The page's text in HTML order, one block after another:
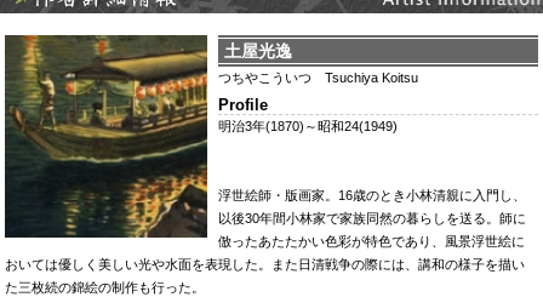
作者詳細情報 土屋光逸
つちやこういつ Tsuchiya Koitsu
Profile
明治3年(1870)～昭和24(1949)
浮世絵師・版画家。16歳のとき小林清親に入門し、
以後30年間小林家で家族同然の暮らしを送る。師に
倣ったあたたかい色彩が特色であり、風景浮世絵に
おいては優しく美しい光や水面を表現した。また日清戦争の際には、講和の様子を描い
た三枚続の錦絵の制作も行った。